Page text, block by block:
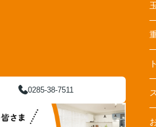
0285-38-7511